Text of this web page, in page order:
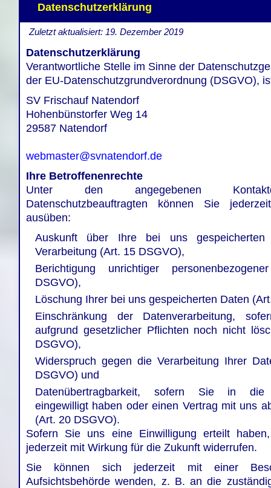
Datenschutzerklärung
Zuletzt aktualisiert: 19. Dezember 2019
Datenschutzerklärung
Verantwortliche Stelle im Sinne der
der EU-Datenschutzgrundverordnung (DSGVO),
SV Frischauf Natendorf
Hohenbünstorfer Weg 14
29587 Natendorf
webmaster@svnatendorf.de
Ihre Betroffenenrechte
Unter den angegebenen
Datenschutzbeauftragten können Sie
ausüben:
Auskunft über Ihre bei uns
Verarbeitung (Art. 15 DSGVO),
Berichtigung unrichtiger
DSGVO),
Löschung Ihrer bei uns gespeicherten Daten
Einschränkung der Datenverarbeitung,
aufgrund gesetzlicher Pflichten noch nicht
DSGVO),
Widerspruch gegen die Verarbeitung Ihrer
DSGVO) und
Datenübertragbarkeit, sofern Sie in die
eingewilligt haben oder einen Vertrag mit uns
(Art. 20 DSGVO).
Sofern Sie uns eine Einwilligung erteilt
jederzeit mit Wirkung für die Zukunft widerrufen.
Sie können sich jederzeit mit einer
Aufsichtsbehörde wenden, z. B. an die